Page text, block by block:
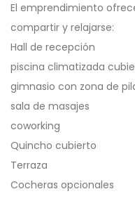
️El emprendimiento
compartir y relajarse:
Hall de recepción
piscina climatizada
gimnasio con zona de
sala de masajes
coworking
Quincho cubierto
Terraza
Cocheras opcionales